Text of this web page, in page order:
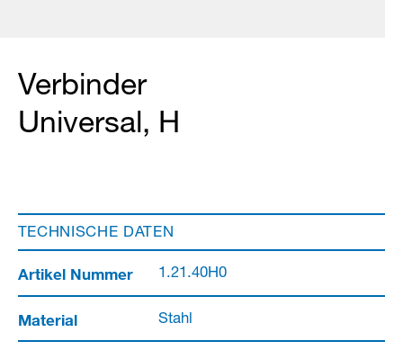
Verbinder
Universal, H
TECHNISCHE DATEN
Artikel Nummer 1.21.40H0
Material Stahl